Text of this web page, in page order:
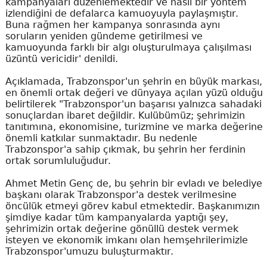
izlendiğini de defalarca kamuoyuyla paylaşmıştır.
Buna rağmen her kampanya sonrasında aynı
soruların yeniden gündeme getirilmesi ve
kamuoyunda farklı bir algı oluşturulmaya çalışılması
üzüntü vericidir' denildi.
Açıklamada, Trabzonspor'un şehrin en büyük markası,
en önemli ortak değeri ve dünyaya açılan yüzü olduğu
belirtilerek "Trabzonspor'un başarısı yalnızca sahadaki
sonuçlardan ibaret değildir. Kulübümüz; şehrimizin
tanıtımına, ekonomisine, turizmine ve marka değerine
önemli katkılar sunmaktadır. Bu nedenle
Trabzonspor'a sahip çıkmak, bu şehrin her ferdinin
ortak sorumluluğudur.
Ahmet Metin Genç de, bu şehrin bir evladı ve belediye
başkanı olarak Trabzonspor'a destek verilmesine
öncülük etmeyi görev kabul etmektedir. Başkanımızın
şimdiye kadar tüm kampanyalarda yaptığı şey,
şehrimizin ortak değerine gönüllü destek vermek
isteyen ve ekonomik imkanı olan hemşehrilerimizle
Trabzonspor'umuzu buluşturmaktır.